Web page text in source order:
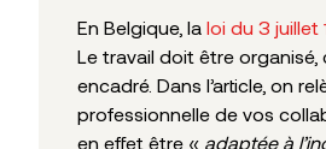
En Belgique, la loi du 3 juillet
Le travail doit être organisé,
encadré. Dans l’article, on
professionnelle de vos
en effet être « adaptée à